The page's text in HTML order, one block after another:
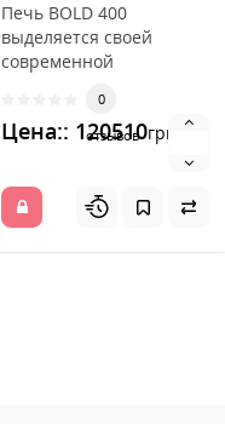
Печь BOLD 400
выделяется своей
современной
конструкцией.
Интересный контраст
0
отзывов
Цена:: 120510грн.